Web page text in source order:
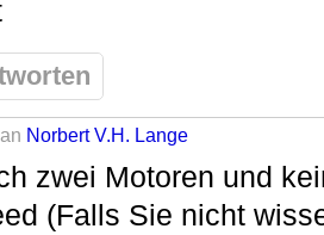
an Norbert V.H. Lange
zwei Motoren und
(Falls Sie nicht